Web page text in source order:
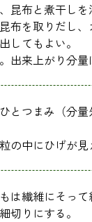
昆布と煮干しを
布を取りだし
してもよい。
出来上がり分量
つまみ（分量
の中にひげが見
は繊維にそっ
切りにする。